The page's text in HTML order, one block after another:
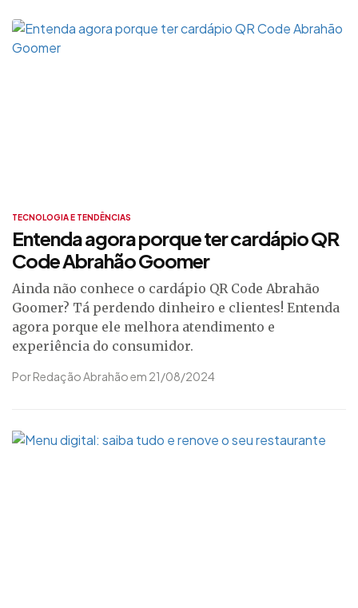
TECNOLOGIA E TENDÊNCIAS
Entenda agora porque ter cardápio QR
Code Abrahão Goomer
Ainda não conhece o cardápio QR Code Abrahão
Goomer? Tá perdendo dinheiro e clientes! Entenda
agora porque ele melhora atendimento e
experiência do consumidor.
Por Redação Abrahão em 21/08/2024